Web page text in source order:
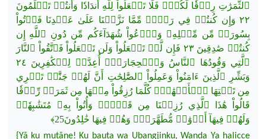
ٱلثَّمَرَٰتِ رِزۡقٗا لَّكُمۡۖ فَلَا تَجۡعَلُواْ لِلَّهِ أَندَادٗا وَأَنتُمۡ تَعۡلَمُونَ
٢٢ وَإِن كُنتُمۡ فِي رَيۡبٖ مِّمَّا نَزَّلۡنَا عَلَىٰ عَبۡدِنَا فَأۡتُواْ
بِسُورَةٖ مِّن مِّثۡلِهِۦ وَٱدۡعُواْ شُهَدَآءَكُم مِّن دُونِ ٱللَّهِ إِن
كُنتُمۡ صَٰدِقِينَ ٢٣ فَإِن لَّمۡ تَفۡعَلُواْ وَلَن تَفۡعَلُواْ فَٱتَّقُواْ ٱلنَّارَ
ٱلَّتِي وَقُودُهَا
ٱلنَّاسُ وَٱلۡحِجَارَةُۖ أُعِدَّتۡ لِلۡكَٰفِرِينَ ٢٤
وَبَشِّرِ ٱلَّذِينَ ءَامَنُواْ وَعَمِلُواْ ٱلصَّٰلِحَٰتِ أَنَّ لَهُمۡ جَنَّٰتٖ تَجۡرِي
مِن تَحۡتِهَا ٱلۡأَنۡهَٰرُۖ كُلَّمَا رُزِقُواْ مِنۡهَا مِن ثَمَرَةٖ رِّزۡقٗا
قَالُواْ هَٰذَا ٱلَّذِي رُزِقۡنَا مِن قَبۡلُۖ وَأُتُواْ بِهِۦ مُتَشَٰبِهٗاۖ
وَلَهُمۡ فِيهَآ أَزۡوَٰجٞ مُّطَهَّرَةٞۖ وَهُمۡ فِيهَا خَٰلِدُونَ25﴾
{Yã ku mutãne! Ku bautawa Ubangjinku, Wanda Ya halicce